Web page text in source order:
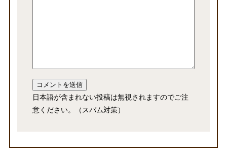
日本語が含まれない投稿は無視されますのでご注
意ください。（スパム対策）